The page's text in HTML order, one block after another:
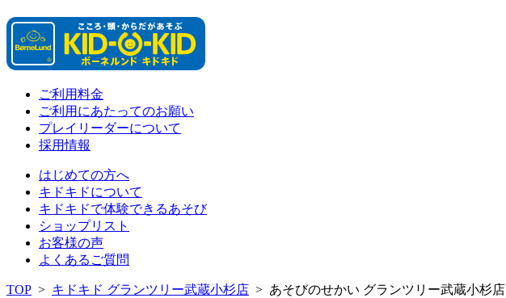
ご利用料金
ご利用にあたってのお願い
プレイリーダーについて
採用情報
はじめての方へ
キドキドについて
キドキドで体験できるあそび
ショップリスト
お客様の声
よくあるご質問
TOP > キドキド グランツリー武蔵小杉店 > あそびのせかい グランツリー武蔵小杉店